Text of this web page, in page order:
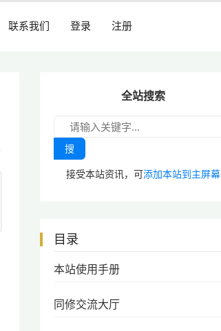
联系我们 登录 注册
全站搜索
搜
接受本站资讯，可添加本站到主屏幕
目录
本站使用手册
同修交流大厅